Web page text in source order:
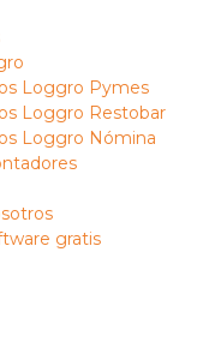
Loggro Pymes
Loggro Restobar
Loggro Nómina
gratis